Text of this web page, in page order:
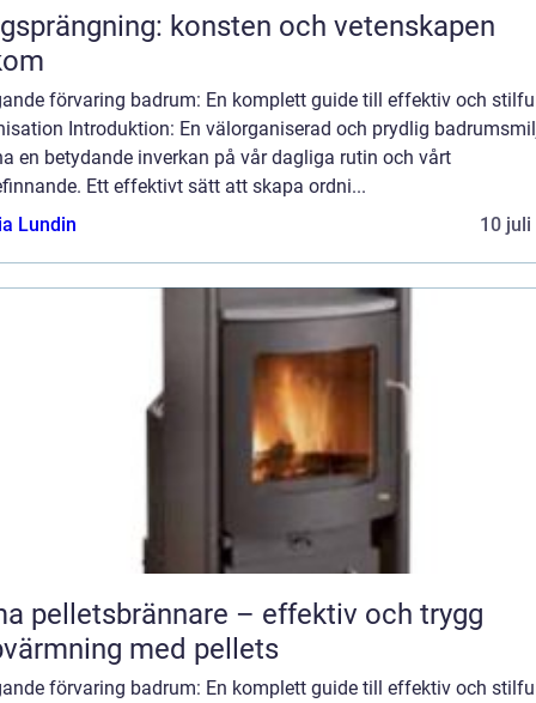
konsten och vetenskapen
förvaring badrum: En komplett guide till effektiv och
Introduktion: En välorganiserad och prydlig
en betydande inverkan på vår dagliga rutin och vårt
Ett effektivt sätt att skapa ordni...
Lundin
10 juli
pelletsbrännare – effektiv och trygg
med pellets
förvaring badrum: En komplett guide till effektiv och